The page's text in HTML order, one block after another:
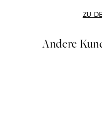
ZU
Andere